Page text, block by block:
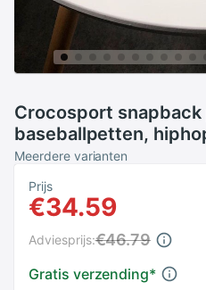
Crocosport
baseballpetten,
petten voor mannen
hoeden met gebogen
Meerdere varianten
Prijs
€34.59
Gratis verzending*
Adviesprijs:€46.79